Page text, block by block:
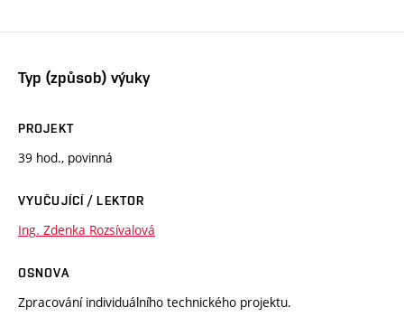
Typ (způsob) výuky
PROJEKT
39 hod., povinná
VYUČUJÍCÍ / LEKTOR
Ing. Zdenka Rozsívalová
OSNOVA
Zpracování individuálního technického projektu.